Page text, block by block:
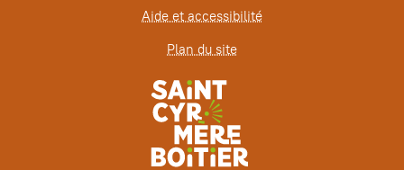
Aide et accessibilité
Plan du site